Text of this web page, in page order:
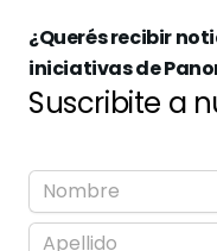
¿Querés recibir
iniciativas de
Suscribite a